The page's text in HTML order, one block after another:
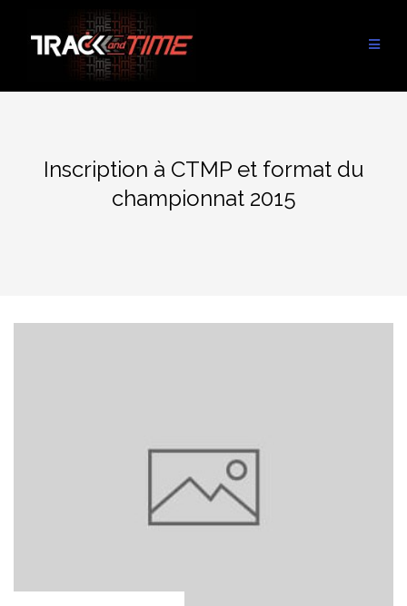
contenu
Inscription à CTMP et format du
championnat 2015